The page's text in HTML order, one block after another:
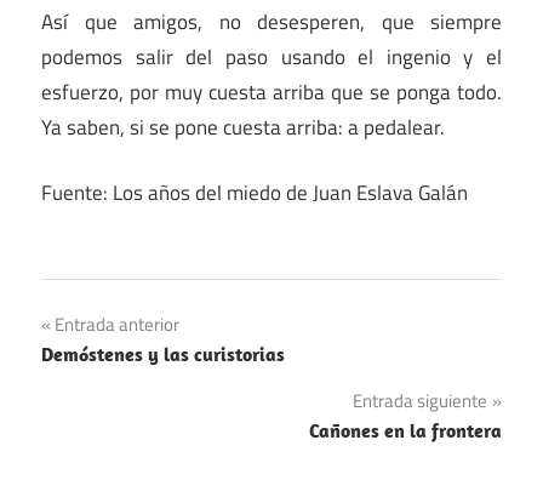
Así que amigos, no desesperen, que siempre
podemos salir del paso usando el ingenio y el
esfuerzo, por muy cuesta arriba que se ponga todo.
Ya saben, si se pone cuesta arriba: a pedalear.
Fuente: Los años del miedo de Juan Eslava Galán
Navegación
de
Entrada anterior
Demóstenes y las curistorias
Entrada siguiente
Cañones en la frontera